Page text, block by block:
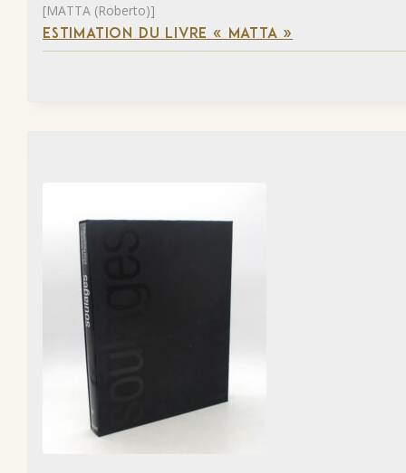
[MATTA (Roberto)]
ESTIMATION DU LIVRE « MATTA »